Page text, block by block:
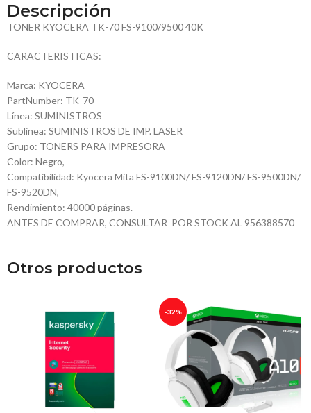
Descripción
TONER KYOCERA TK-70 FS-9100/9500 40K
CARACTERISTICAS:
Marca: KYOCERA
PartNumber: TK-70
Línea: SUMINISTROS
Sublinea: SUMINISTROS DE IMP. LASER
Grupo: TONERS PARA IMPRESORA
Color: Negro,
Compatibilidad: Kyocera Mita FS-9100DN/ FS-9120DN/ FS-9500DN/
FS-9520DN,
Rendimiento: 40000 páginas.
ANTES DE COMPRAR, CONSULTAR POR STOCK AL 956388570
Otros productos
-32%